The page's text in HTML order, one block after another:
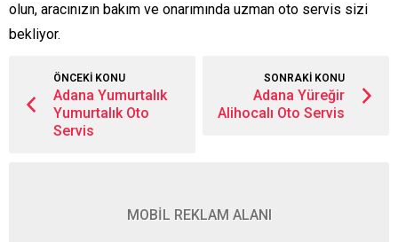
olun, aracınızın bakım ve onarımında uzman oto servis sizi
bekliyor.
ÖNCEKİ KONU
Adana Yumurtalık
Yumurtalık Oto
Servis
SONRAKİ KONU
Adana Yüreğir
Alihocalı Oto Servis
MOBİL REKLAM ALANI